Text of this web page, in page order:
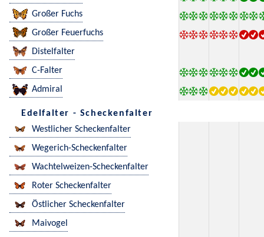
Großer Fuchs
Großer Feuerfuchs
Distelfalter
C-Falter
Admiral
Edelfalter - Scheckenfalter
Westlicher Scheckenfalter
Wegerich-Scheckenfalter
Wachtelweizen-Scheckenfalter
Roter Scheckenfalter
Östlicher Scheckenfalter
Maivogel